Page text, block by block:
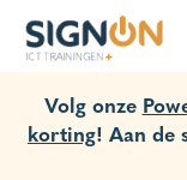
Volg onze
korting! Aan de